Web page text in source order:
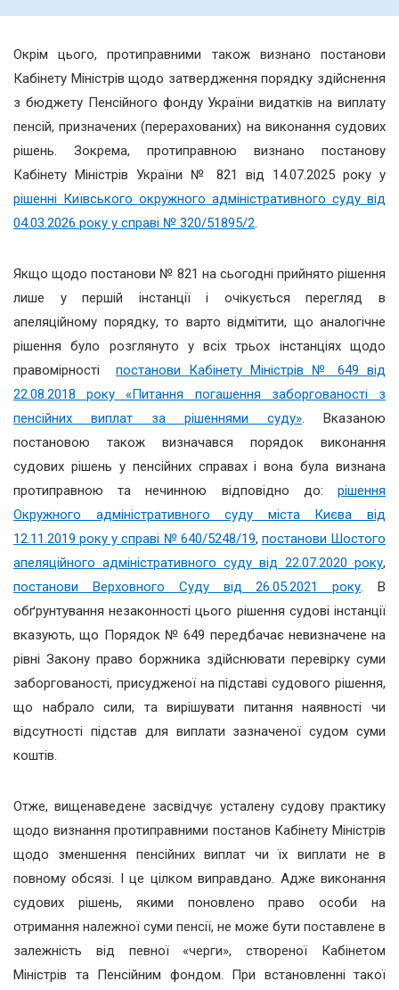
Окрім цього, протиправними також визнано постанови
Кабінету Міністрів щодо затвердження порядку здійснення
з бюджету Пенсійного фонду України видатків на виплату
пенсій, призначених (перерахованих) на виконання судових
рішень. Зокрема, протиправною визнано постанову
Кабінету Міністрів України № 821 від 14.07.2025 року у
рішенні Київського окружного адміністративного суду від
04.03.2026 року у справі № 320/51895/2.
Якщо щодо постанови № 821 на сьогодні прийнято рішення
лише у першій інстанції і очікується перегляд в
апеляційному порядку, то варто відмітити, що аналогічне
рішення було розглянуто у всіх трьох інстанціях щодо
правомірності постанови Кабінету Міністрів № 649 від
22.08.2018 року «Питання погашення заборгованості з
пенсійних виплат за рішеннями суду». Вказаною
постановою також визначався порядок виконання
судових рішень у пенсійних справах і вона була визнана
протиправною та нечинною відповідно до: рішення
Окружного адміністративного суду міста Києва від
12.11.2019 року у справі № 640/5248/19, постанови Шостого
апеляційного адміністративного суду від 22.07.2020 року,
постанови Верховного Суду від 26.05.2021 року. В
обґрунтування незаконності цього рішення судові інстанції
вказують, що Порядок № 649 передбачає невизначене на
рівні Закону право боржника здійснювати перевірку суми
заборгованості, присудженої на підставі судового рішення,
що набрало сили, та вирішувати питання наявності чи
відсутності підстав для виплати зазначеної судом суми
коштів.
Отже, вищенаведене засвідчує усталену судову практику
щодо визнання протиправними постанов Кабінету Міністрів
щодо зменшення пенсійних виплат чи їх виплати не в
повному обсязі. І це цілком виправдано. Адже виконання
судових рішень, якими поновлено право особи на
отримання належної суми пенсії, не може бути поставлене в
залежність від певної «черги», створеної Кабінетом
Міністрів та Пенсійним фондом. При встановленні такої